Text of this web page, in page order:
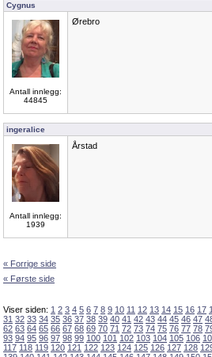
Cygnus
Antall innlegg:
44845
Ørebro
ingeralice
Antall innlegg:
1939
Årstad
« Forrige side
« Første side
Viser siden: 1 2 3 4 5 6 7 8 9 10 11 12 13 14 15 16 17
31 32 33 34 35 36 37 38 39 40 41 42 43 44 45 46 47
62 63 64 65 66 67 68 69 70 71 72 73 74 75 76 77 78
93 94 95 96 97 98 99 100 101 102 103 104 105 106
117 118 119 120 121 122 123 124 125 126 127 128